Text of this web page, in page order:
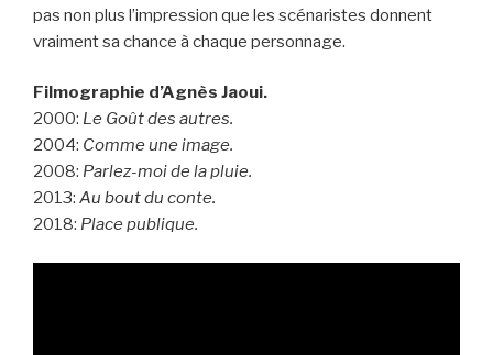
pas non plus l’impression que les scénaristes donnent
vraiment sa chance à chaque personnage.
Filmographie d’Agnès Jaoui.
2000: Le Goût des autres.
2004: Comme une image.
2008: Parlez-moi de la pluie.
2013: Au bout du conte.
2018: Place publique.